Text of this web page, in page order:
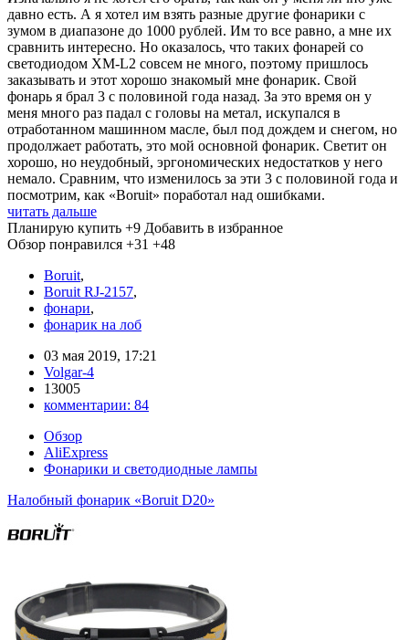
давно есть. А я хотел им взять разные другие фонарики с
зумом в диапазоне до 1000 рублей. Им то все равно, а мне их
сравнить интересно. Но оказалось, что таких фонарей со
светодиодом XM-L2 совсем не много, поэтому пришлось
заказывать и этот хорошо знакомый мне фонарик. Свой
фонарь я брал 3 с половиной года назад. За это время он у
меня много раз падал с головы на метал, искупался в
отработанном машинном масле, был под дождем и снегом, но
продолжает работать, это мой основной фонарик. Светит он
хорошо, но неудобный, эргономических недостатков у него
немало. Сравним, что изменилось за эти 3 с половиной года и
посмотрим, как «Boruit» поработал над ошибками.
читать дальше
Планирую купить +9 Добавить в избранное
Обзор понравился +31 +48
Boruit,
Boruit RJ-2157,
фонари,
фонарик на лоб
03 мая 2019, 17:21
Volgar-4
13005
комментарии: 84
Обзор
AliExpress
Фонарики и светодиодные лампы
Налобный фонарик «Boruit D20»